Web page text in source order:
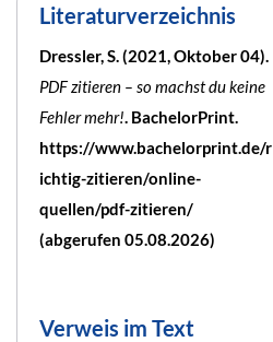
Literaturverzeichnis
Dressler, S. (2021, Oktober 04).
PDF zitieren – so machst du keine
Fehler mehr! . BachelorPrint.
https://www.bachelorprint.de/r
ichtig-zitieren/online-
quellen/pdf-zitieren/
(abgerufen 05.08.2026)
Verweis im Text